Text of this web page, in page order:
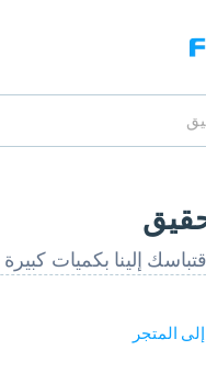
إلينا بكميات كبيرة
المتجر